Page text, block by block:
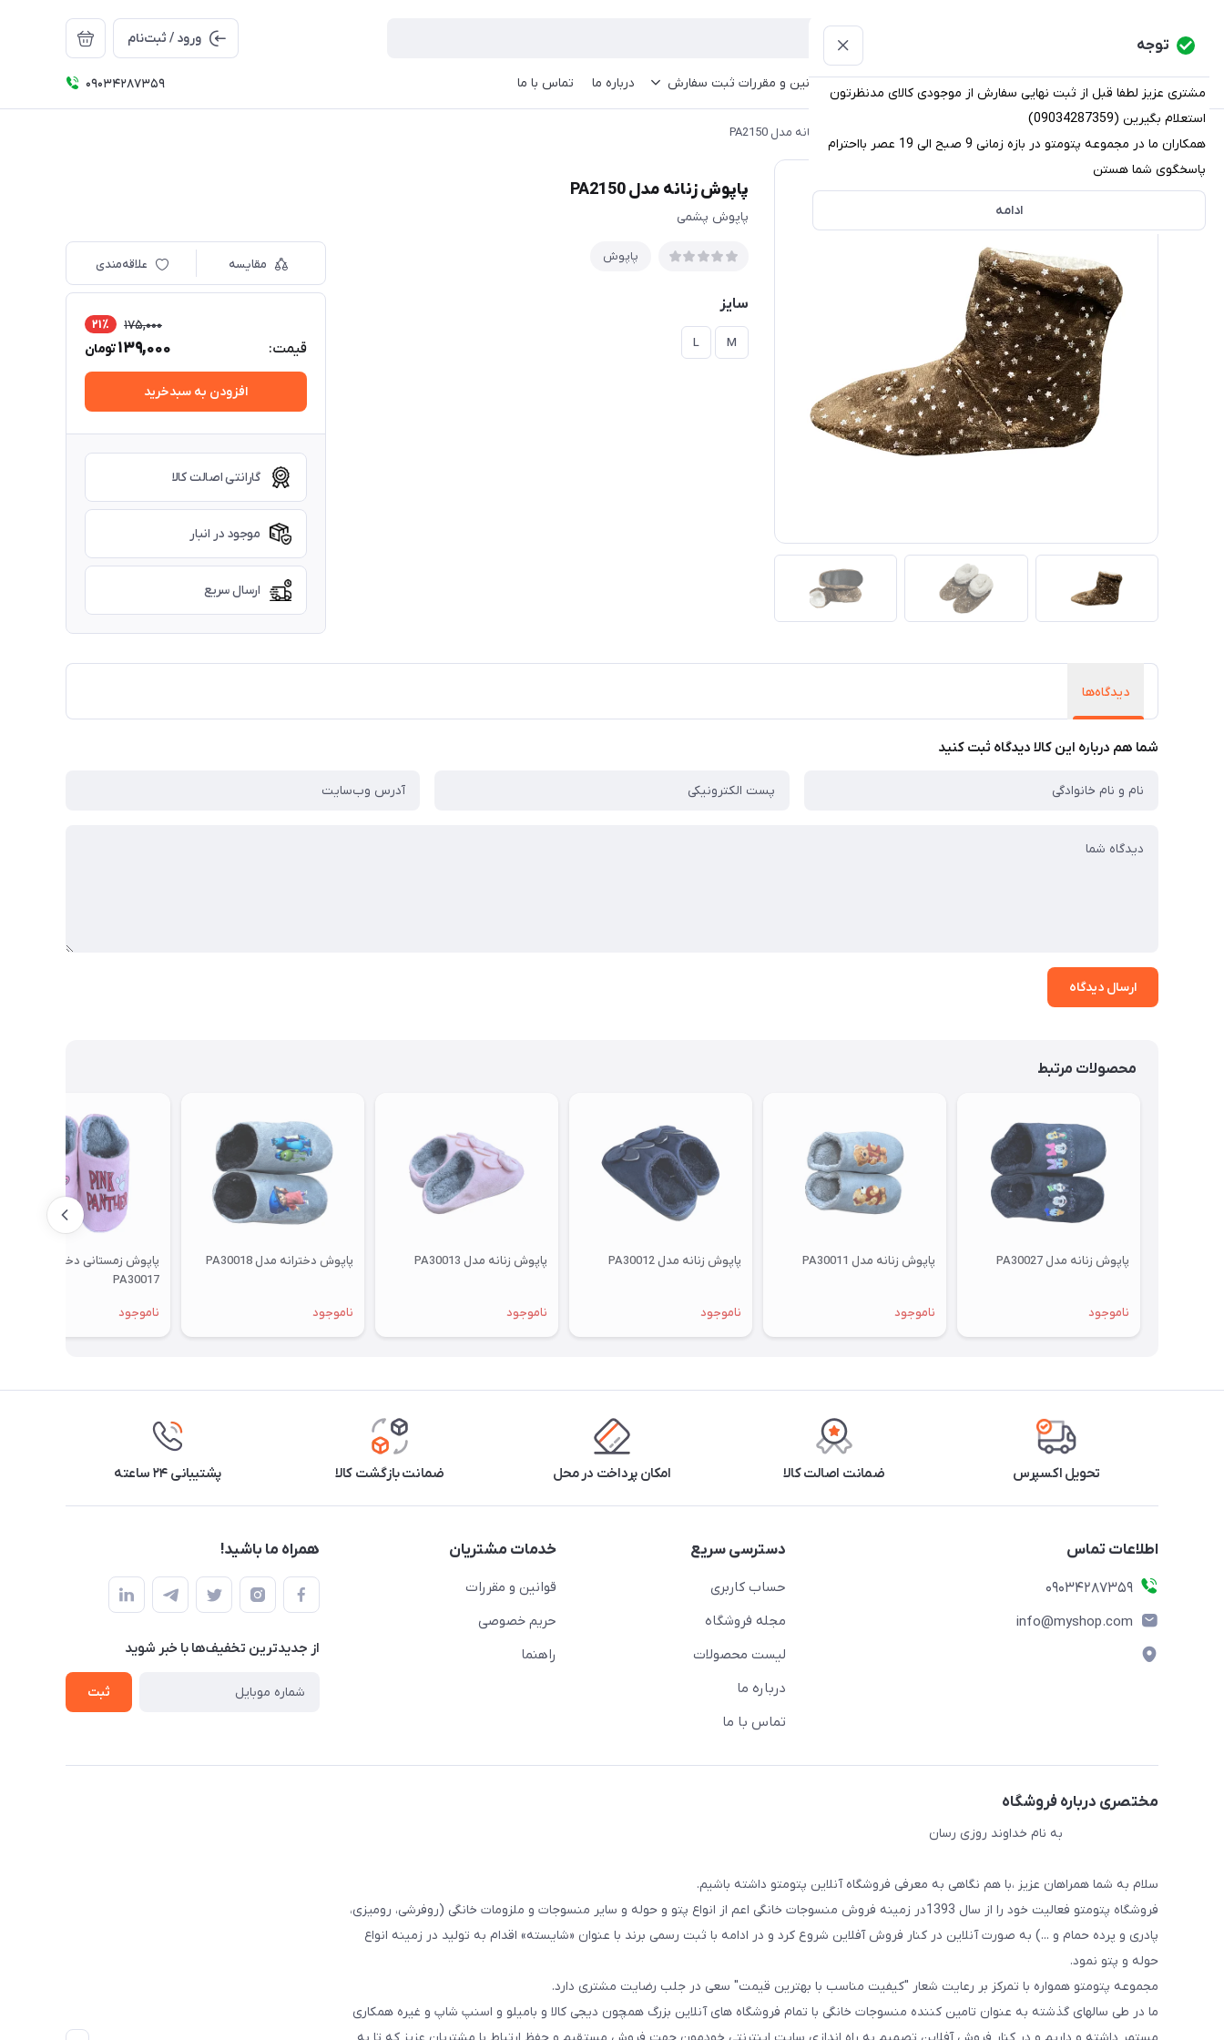
توجه
مشتری عزیز لطفا قبل از ثبت نهایی سفارش از موجودی کالای مدنظرتون
استعلام بگیرین (09034287359)
همکاران ما در مجموعه پتومتو در بازه زمانی 9 صبح الی 19 عصر بااحترام
پاسخگوی شما هستن
ادامه
ورود / ثبت‌نام
دسته‌بندی کالاها خانه دسته بندی محصولات قوانین و مقررات ثبت سفارش درباره ما تماس با ما 09034287359
پاپوش زنانه مدل PA2150
پاپوش زنانه مدل PA2150
پاپوش پشمی
پاپوش
سایز
M
L
مقایسه علاقه‌مندی
قیمت:
175,000 21٪
139,000تومان
افزودن به سبدخرید
گارانتی اصالت کالا
موجود در انبار
ارسال سریع
دیدگاه‌ها
شما هم درباره این کالا دیدگاه ثبت کنید
ارسال دیدگاه
محصولات مرتبط
پاپوش زنانه مدل PA30027
ناموجود
پاپوش زنانه مدل PA30011
ناموجود
پاپوش زنانه مدل PA30012
ناموجود
پاپوش زنانه مدل PA30013
ناموجود
پاپوش دخترانه مدل PA30018
ناموجود
پاپوش زمستانی دخترانه مدل
PA30017
ناموجود
تحویل اکسپرس ضمانت اصالت کالا امکان پرداخت در محل ضمانت بازگشت کالا پشتیبانی ۲۴ ساعته
اطلاعات تماس
09034287359
info@myshop.com
دسترسی سریع
حساب کاربری
مجله فروشگاه
لیست محصولات
درباره ما
تماس با ما
خدمات مشتریان
قوانین و مقررات
حریم خصوصی
راهنما
همراه ما باشید!
از جدید‌ترین تخفیف‌ها با‌ خبر شوید
ثبت
مختصری درباره فروشگاه
به نام خداوند روزی رسان
سلام به شما همراهان عزیز ،با هم نگاهی به معرفی فروشگاه آنلاین پتومتو داشته باشیم.
فروشگاه پتومتو فعالیت خود را از سال 1393در زمینه فروش منسوجات خانگی اعم از انواع پتو و حوله و سایر منسوجات و ملزومات خانگی (روفرشی، رومیزی،
پادری و پرده حمام و ...) به صورت آنلاین در کنار فروش آفلاین شروع کرد و در ادامه با ثبت رسمی برند با عنوان «شایسته» اقدام به تولید در زمینه انواع
حوله و پتو نمود.
مجموعه پتومتو همواره با تمرکز بر رعایت شعار "کیفیت مناسب با بهترین قیمت" سعی در جلب رضایت مشتری دارد.
ما در طی سالهای گذشته به عنوان تامین کننده منسوجات خانگی با تمام فروشگاه های آنلاین بزرگ همچون دیجی کالا و بامیلو و اسنپ شاپ و غیره همکاری